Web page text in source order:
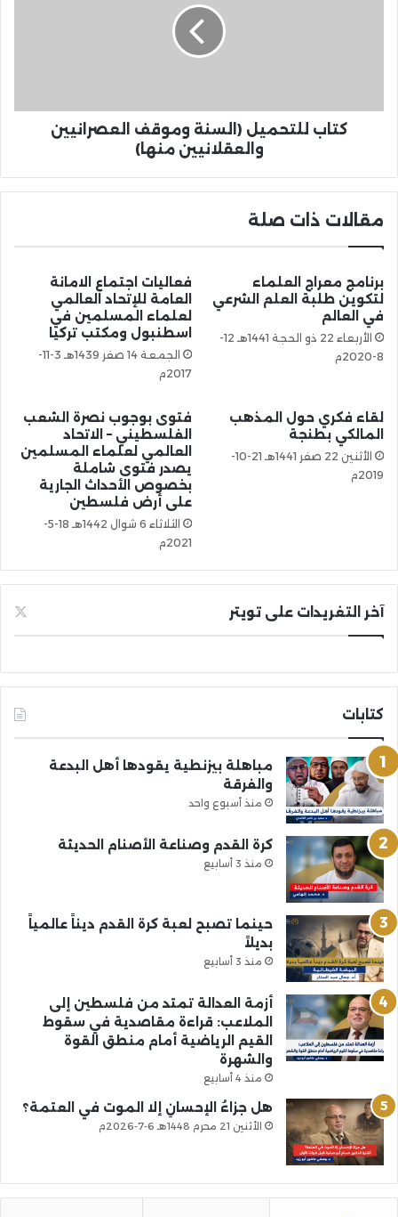
كتاب للتحميل (السنة وموقف العصرانيين
والعقلانيين منها)
مقالات ذات صلة
برنامج معراج العلماء
لتكوين طلبة العلم الشرعي
في العالم
الأربعاء 22 ذو الحجة 1441هـ 12-
8-2020م
فعاليات اجتماع الامانة
العامة للإتحاد العالمي
لعلماء المسلمين في
اسطنبول ومكتب تركيا
الجمعة 14 صفر 1439هـ 3-11-
2017م
لقاء فكري حول المذهب
المالكي بطنجة
الأثنين 22 صفر 1441هـ 21-10-
2019م
فتوى بوجوب نصرة الشعب
الفلسطيني – الاتحاد
العالمي لعلماء المسلمين
يصدر فتوى شاملة
بخصوص الأحداث الجارية
على أرض فلسطين
الثلاثاء 6 شوال 1442هـ 18-5-
2021م
آخر التغريدات على تويتر
كتابات
مباهلة بيزنطية يقودها أهل البدعة
والفرقة
منذ أسبوع واحد
كرة القدم وصناعة الأصنام الحديثة
منذ 3 أسابيع
حينما تصبح لعبة كرة القدم ديناً عالمياً
بديلاً
منذ 3 أسابيع
أزمة العدالة تمتد من فلسطين إلى
الملاعب: قراءة مقاصدية في سقوط
القيم الرياضية أمام منطق القوة
والشهرة
منذ 4 أسابيع
هل جزاءُ الإحسانِ إلا الموت في العتمة؟
الأثنين 21 محرم 1448هـ 6-7-2026م